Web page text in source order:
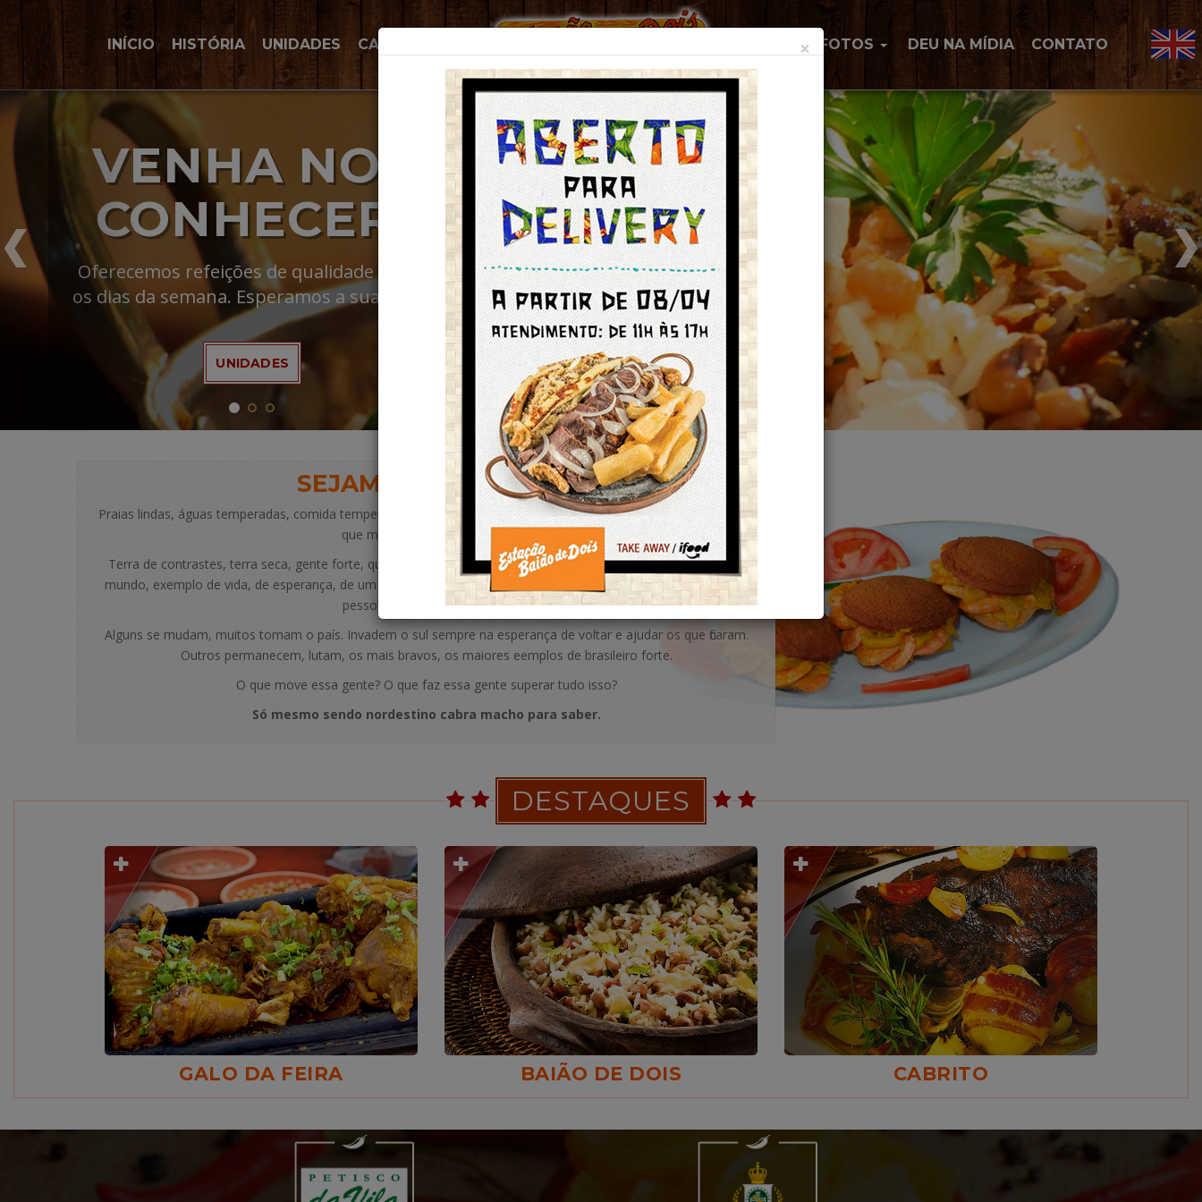
INÍCIO HISTÓRIA UNIDADES CARDÁPIO FOTOS DEU NA MÍDIA CONTATO
VENHA NOS
CONHECER!
Oferecemos refeições de qualidade todos
os dias da semana. Esperamos a sua visita!
UNIDADES
SEJAM BEM VINDOS!
Praias lindas, águas temperadas, comida temperada, sol o ano todo, gente famosa, poetas, escritores, políticos,
que maravilha esse nordeste!
Terra de contrastes, terra seca, gente forte, quanto maior a seca, maior a força dessa gente. Exemplo para o
mundo, exemplo de vida, de esperança, de um povo que, mesmo sem motivo, acredita na terra, na chuva, nas
pessoas e em dias melhores.
Alguns se mudam, muitos tomam o país. Invadem o sul sempre na esperança de voltar e ajudar os que ficaram.
Outros permanecem, lutam, os mais bravos, os maiores eemplos de brasileiro forte.
O que move essa gente? O que faz essa gente superar tudo isso?
Só mesmo sendo nordestino cabra macho para saber.
DESTAQUES
GALO DA FEIRA BAIÃO DE DOIS CABRITO
×